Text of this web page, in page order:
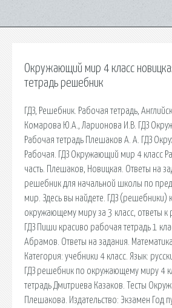
Окружающий мир 4 класс
тетрадь решебник
ГДЗ, Решебник. Рабочая тетрадь,
Комарова Ю.А., Ларионова И.В. ГДЗ
Рабочая тетрадь Плешаков А. А. ГДЗ
Рабочая. ГДЗ Окружающий мир 4 класс
часть. Плешаков, Новицкая. Ответы на
решебник для начальной школы по
мир. Здесь вы найдете. ГДЗ (решебники)
окружающему миру за 3 класс, ответы к
ГДЗ Пиши красиво рабочая тетрадь 1
Абрамов. Ответы на задания.
Категория: учебники 4 класс. Язык:
ГДЗ решебник по окружающему миру 4
тетрадь Дмитриева Казаков. Тесты
Плешакова. Издательство: Экзамен Год